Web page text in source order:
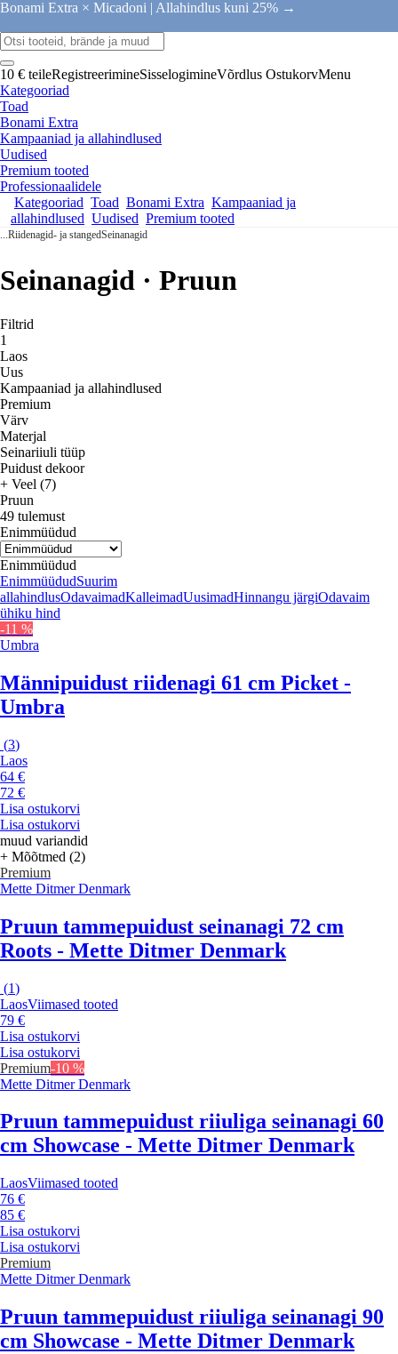
Bonami Extra × Micadoni | Allahindlus kuni 25% →
10 € teileRegistreerimineSisselogimineVõrdlus OstukorvMenu
Kategooriad
Toad
Bonami Extra
Kampaaniad ja allahindlused
Uudised
Premium tooted
Professionaalidele
Kategooriad Toad Bonami Extra Kampaaniad ja
allahindlused Uudised Premium tooted
...Riidenagid- ja stangedSeinanagid
Seinanagid · Pruun
Filtrid
1
Laos
Uus
Kampaaniad ja allahindlused
Premium
Värv
Materjal
Seinariiuli tüüp
Puidust dekoor
+ Veel (7)
Pruun
49 tulemust
Enimmüüdud
Enimmüüdud
EnimmüüdudSuurim
allahindlusOdavaimadKalleimadUusimadHinnangu järgiOdavaim
ühiku hind
-11 %
Umbra
Männipuidust riidenagi 61 cm Picket -
Umbra
(3)
Laos
64 €
72 €
Lisa ostukorvi
Lisa ostukorvi
muud variandid
+ Mõõtmed (2)
Premium
Mette Ditmer Denmark
Pruun tammepuidust seinanagi 72 cm
Roots - Mette Ditmer Denmark
(1)
LaosViimased tooted
79 €
Lisa ostukorvi
Lisa ostukorvi
Premium-10 %
Mette Ditmer Denmark
Pruun tammepuidust riiuliga seinanagi 60
cm Showcase - Mette Ditmer Denmark
LaosViimased tooted
76 €
85 €
Lisa ostukorvi
Lisa ostukorvi
Premium
Mette Ditmer Denmark
Pruun tammepuidust riiuliga seinanagi 90
cm Showcase - Mette Ditmer Denmark